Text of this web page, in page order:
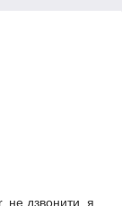
не дзвонити, я